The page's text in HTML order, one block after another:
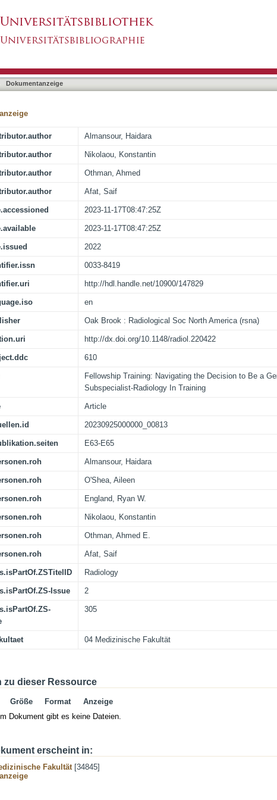
Decision to Be a Generalist or a
Dokumentanzeige
Almansour, Haidara
Nikolaou, Konstantin
Othman, Ahmed
Afat, Saif
2023-11-17T08:47:25Z
2023-11-17T08:47:25Z
2022
0033-8419
http://hdl.handle.net/10900/147829
en
Oak Brook : Radiological Soc North America (rsna)
http://dx.doi.org/10.1148/radiol.220422
610
Fellowship Training: Navigating the Decision to Be a
Subspecialist-Radiology In Training
Article
20230925000000_00813
E63-E65
Almansour, Haidara
O'Shea, Aileen
England, Ryan W.
Nikolaou, Konstantin
Othman, Ahmed E.
Afat, Saif
Radiology
Issue 2
305
04 Medizinische Fakultät
zu dieser Ressource
Größe Format
Anzeige
Dokument gibt es keine Dateien.
erscheint in:
Fakultät[34845]